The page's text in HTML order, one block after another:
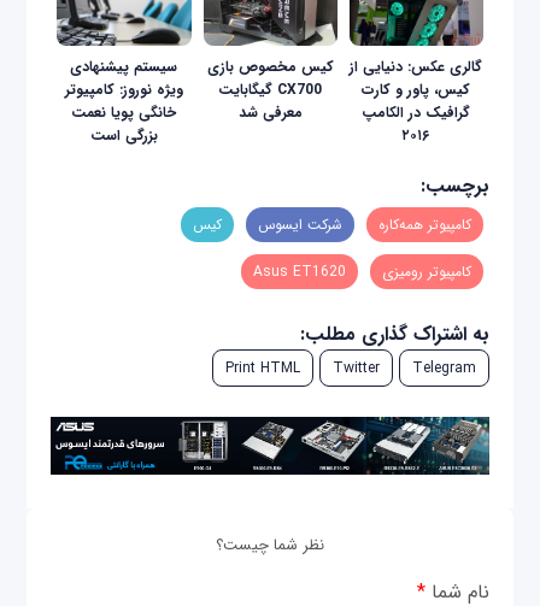
گالری عکس: دنیایی از
کیس، پاور و کارت
گرافیک در الکامپ
۲۰۱۶
کیس مخصوص بازی
CX700 گیگابایت
معرفی شد
سیستم پیشنهادی
ویژه نوروز: کامپیوتر
خانگی پویا نعمت
بزرگی است
برچسب:
کامپیوتر همه‌کاره شرکت ایسوس کیس
کامپیوتر رومیزی Asus ET1620
به اشتراک گذاری مطلب:
Telegram
Twitter
Print HTML
نظر شما چیست؟
نام شما*